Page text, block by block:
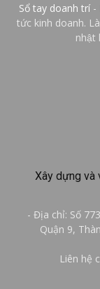
Sổ tay doanh trí -
tức kinh doanh.
nhật
Xây dựng và
- Địa chỉ: Số
Quận 9,
Liên hệ